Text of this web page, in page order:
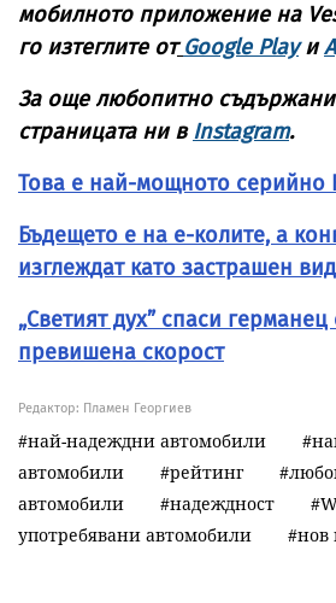
мобилното приложение на
го изтеглите от Google Playи
За още любопитно
страницата ни вInstagram.
Това е най-мощното серийно
Бъдещето е на е-колите, а
изглеждат като застрашен вид
„Светият дух” спаси германец
превишена скорост
Редактор: Пламен Георгиев
най-надеждни автомобили
автомобили
рейтинг
автомобили
надеждност
употребявани автомобили
нов